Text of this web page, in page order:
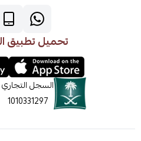
تحميل تطبيق
السجل التجاري
1010331297